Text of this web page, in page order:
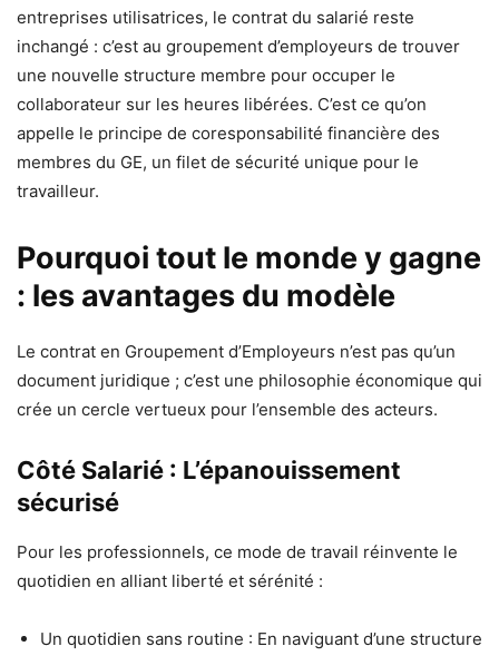
entreprises utilisatrices, le contrat du salarié reste
inchangé : c’est au groupement d’employeurs de trouver
une nouvelle structure membre pour occuper le
collaborateur sur les heures libérées. C’est ce qu’on
appelle le principe de coresponsabilité financière des
membres du GE, un filet de sécurité unique pour le
travailleur.
Pourquoi tout le monde y gagne
: les avantages du modèle
Le contrat en Groupement d’Employeurs n’est pas qu’un
document juridique ; c’est une philosophie économique qui
crée un cercle vertueux pour l’ensemble des acteurs.
Côté Salarié : L’épanouissement
sécurisé
Pour les professionnels, ce mode de travail réinvente le
quotidien en alliant liberté et sérénité :
Un quotidien sans routine : En naviguant d’une structure